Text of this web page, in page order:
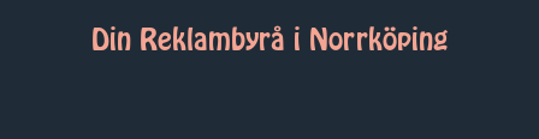
Din Reklambyrå i Norrköping